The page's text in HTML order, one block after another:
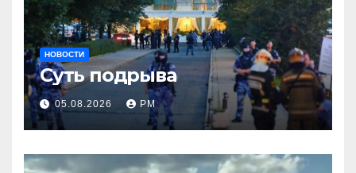
НОВОСТИ
Суть подрыва
05.08.2026 РМ